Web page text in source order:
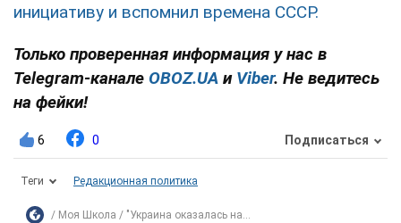
инициативу и вспомнил времена СССР.
Только проверенная информация у нас в
Telegram-канале OBOZ.UA и Viber. Не ведитесь
на фейки!
6 0 Подписаться
Теги Редакционная политика
Моя Школа "Украина оказалась на...